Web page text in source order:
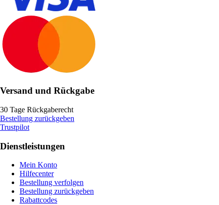
Versand und Rückgabe
30 Tage Rückgaberecht
Bestellung zurückgeben
Trustpilot
Dienstleistungen
Mein Konto
Hilfecenter
Bestellung verfolgen
Bestellung zurückgeben
Rabattcodes